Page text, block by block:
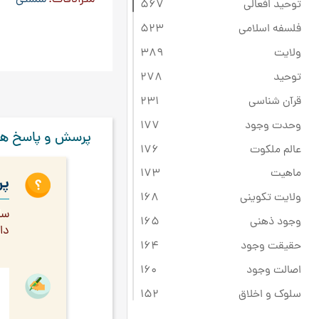
توحید افعالی
567
فلسفه اسلامی
523
ولایت
389
توحید
278
قرآن شناسی
231
وحدت وجود
177
عالم ملکوت
176
ماهیت
173
ولایت تکوینی
168
وجود ذهنی
165
حقیقت وجود
164
اصالت وجود
160
سلوک و اخلاق
152
پرسش و پاسخ